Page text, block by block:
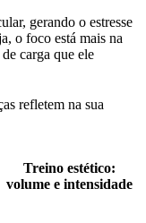
gerando o estresse
o foco está mais na
carga que ele
refletem na sua
Treino estético:
volume e intensidade